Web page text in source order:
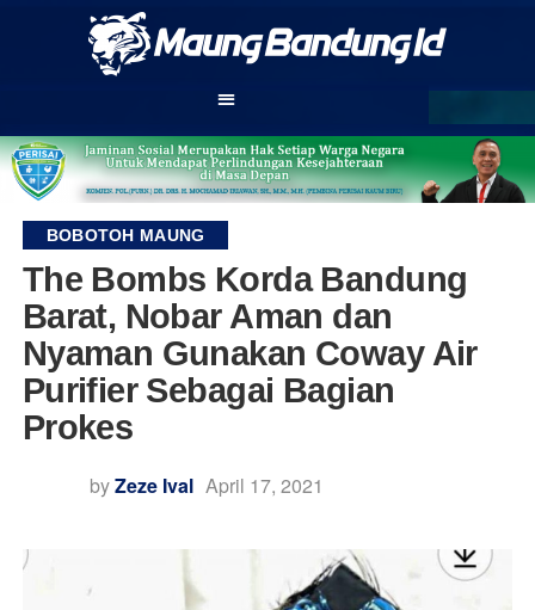
BOBOTOH MAUNG
The Bombs Korda Bandung
Barat, Nobar Aman dan
Nyaman Gunakan Coway Air
Purifier Sebagai Bagian
Prokes
byZeze Ival April 17, 2021